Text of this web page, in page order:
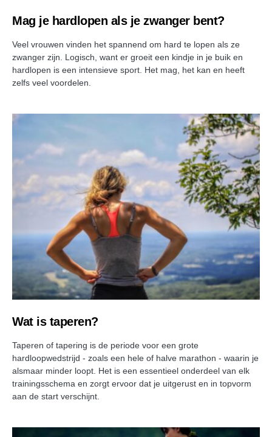
Mag je hardlopen als je zwanger bent?
Veel vrouwen vinden het spannend om hard te lopen als ze
zwanger zijn. Logisch, want er groeit een kindje in je buik en
hardlopen is een intensieve sport. Het mag, het kan en heeft
zelfs veel voordelen.
Wat is taperen?
Taperen of tapering is de periode voor een grote
hardloopwedstrijd - zoals een hele of halve marathon - waarin je
alsmaar minder loopt. Het is een essentieel onderdeel van elk
trainingsschema en zorgt ervoor dat je uitgerust en in topvorm
aan de start verschijnt.